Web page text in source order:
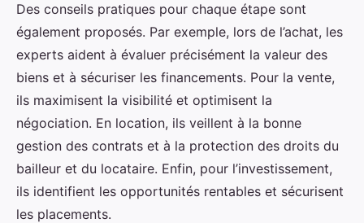
Des conseils pratiques pour chaque étape sont
également proposés. Par exemple, lors de l’achat, les
experts aident à évaluer précisément la valeur des
biens et à sécuriser les financements. Pour la vente,
ils maximisent la visibilité et optimisent la
négociation. En location, ils veillent à la bonne
gestion des contrats et à la protection des droits du
bailleur et du locataire. Enfin, pour l’investissement,
ils identifient les opportunités rentables et sécurisent
les placements.